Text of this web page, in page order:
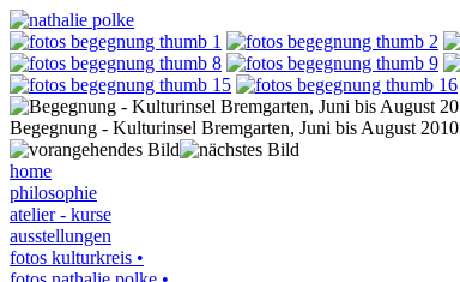
Begegnung - Kulturinsel Bremgarten, Juni bis August 2010
home
philosophie
atelier - kurse
ausstellungen
fotos kulturkreis •